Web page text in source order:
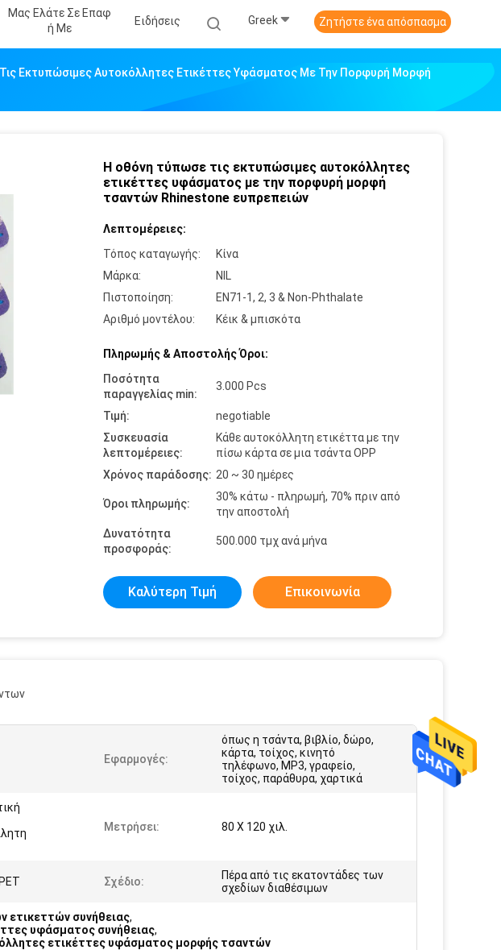
Μας Ελάτε Σε Επαφ
Ή Με
Ειδήσεις Greek Ζητήστε ένα απόσπασμα
Εκτυπώσιμες Αυτοκόλλητες Ετικέττες Υφάσματος Με Την Πορφυρή Μορφή
Η οθόνη τύπωσε τις εκτυπώσιμες αυτοκόλλητες
ετικέττες υφάσματος με την πορφυρή μορφή
τσαντών Rhinestone ευπρεπειών
Λεπτομέρειες:
Τόπος καταγωγής:
Κίνα
Μάρκα:
NIL
Πιστοποίηση:
EN71-1, 2, 3 & Non-Phthalate
Αριθμό μοντέλου:
Κέικ & μπισκότα
Πληρωμής & Αποστολής Όροι:
Ποσότητα
παραγγελίας min:
3.000 Pcs
Τιμή:
negotiable
Συσκευασία
λεπτομέρειες:
Κάθε αυτοκόλλητη ετικέττα με την
πίσω κάρτα σε μια τσάντα OPP
Χρόνος παράδοσης: 20 ~ 30 ημέρες
Όροι πληρωμής:
30% κάτω - πληρωμή, 70% πριν από
την αποστολή
Δυνατότητα
προσφοράς:
500.000 τμχ ανά μήνα
Καλύτερη Τιμή Επικοινωνία
Εφαρμογές:
όπως η τσάντα, βιβλίο, δώρο,
κάρτα, τοίχος, κινητό
τηλέφωνο, MP3, γραφείο,
τοίχος, παράθυρα, χαρτικά
Μετρήσει: 80 X 120 χιλ.
Σχέδιο:
Πέρα από τις εκατοντάδες των
σχεδίων διαθέσιμων
ετικεττών συνήθειας,
υφάσματος συνήθειας,
ετικέττες υφάσματος μορφής τσαντών